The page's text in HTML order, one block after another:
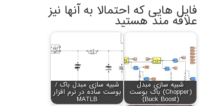
فایل هایی که احتمالا به آنها نیز
علاقه مند هستید
شبیه سازی مبدل
(Chopper) باک بوست
(Buck Boost)
شبیه سازی مبدل باک /
بوست ساده در نرم افزار
MATLB